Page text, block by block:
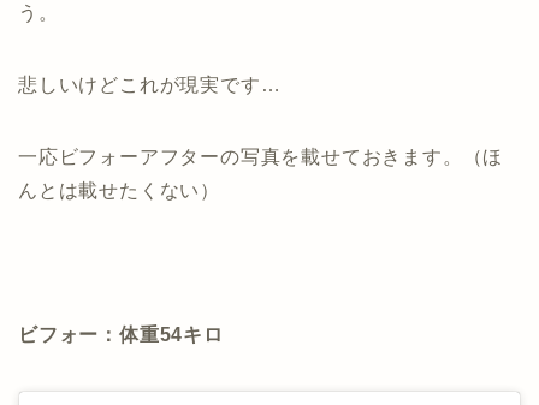
う。
悲しいけどこれが現実です…
一応ビフォーアフターの写真を載せておきます。（ほ
んとは載せたくない）
ビフォー：体重54キロ